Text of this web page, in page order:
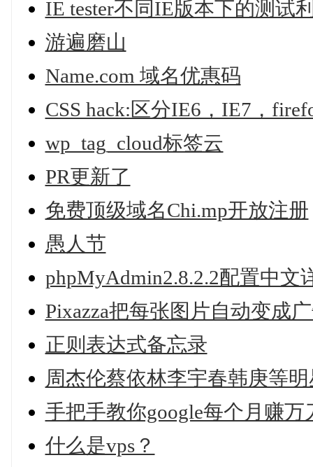
IE tester不同IE版本下的测试
游遍磨山
Name.com 域名优惠码
CSS hack:区分IE6，IE7，
wp_tag_cloud标签云
PR更新了
免费顶级域名Chi.mp开放注册
愚人节
phpMyAdmin2.8.2.2配置中文
Pixazza把每张图片自动变成
正则表达式备忘录
周杰伦蔡依林李宇春韩庚等
手把手教你google每个月赚万
什么是vps？